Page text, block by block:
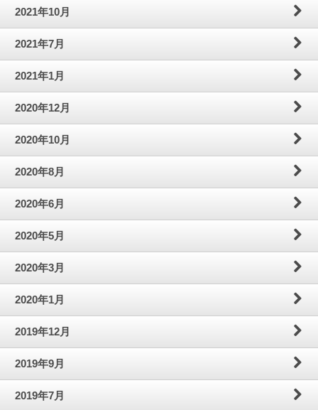
2021年10月
2021年7月
2021年1月
2020年12月
2020年10月
2020年8月
2020年6月
2020年5月
2020年3月
2020年1月
2019年12月
2019年9月
2019年7月